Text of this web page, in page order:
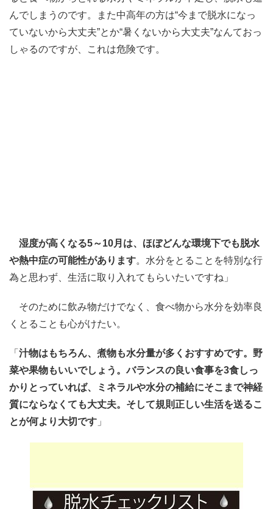
んでしまうのです。また中高年の方は“今まで脱水になっ
ていないから大丈夫”とか“暑くないから大丈夫”なんておっ
しゃるのですが、これは危険です。
湿度が高くなる5～10月は、ほぼどんな環境下でも脱水
や熱中症の可能性があります。水分をとることを特別な行
為と思わず、生活に取り入れてもらいたいですね」
そのために飲み物だけでなく、食べ物から水分を効率良
くとることも心がけたい。
「 汁物はもちろん、煮物も水分量が多くおすすめです。野
菜や果物もいいでしょう。バランスの良い食事を3食しっ
かりとっていれば、ミネラルや水分の補給にそこまで神経
質にならなくても大丈夫。そして規則正しい生活を送るこ
とが何より大切です 」